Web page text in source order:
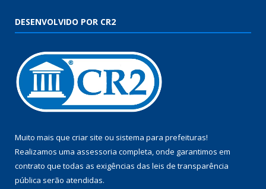
DESENVOLVIDO POR CR2
Muito mais que criar site ou sistema para prefeituras!
Realizamos uma assessoria completa, onde garantimos em
contrato que todas as exigências das leis de transparência
pública serão atendidas.